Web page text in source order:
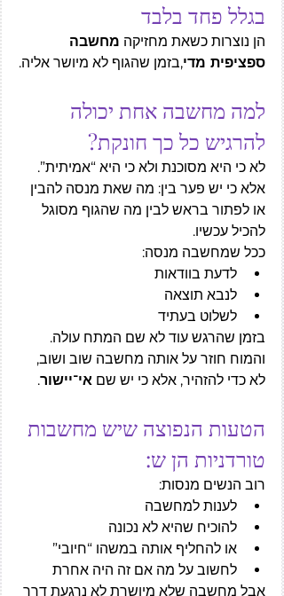
בגלל פחד בלבד
הן נוצרות כשאת מחזיקה מחשבה
ספציפית מדי,בזמן שהגוף לא מיושר אליה.
למה מחשבה אחת יכולה
להרגיש כל כך חונקת?
לא כי היא מסוכנת ולא כי היא “אמיתית”.
אלא כי יש פער בין: מה שאת מנסה להבין
או לפתור בראש לבין מה שהגוף מסוגל
להכיל עכשיו.
ככל שמחשבה מנסה:
לדעת בוודאות
לנבא תוצאה
לשלוט בעתיד
בזמן שהרגש עוד לא שם המתח עולה.
והמוח חוזר על אותה מחשבה שוב ושוב,
לא כדי להזהיר, אלא כי יש שם אי־יישור.
הטעות הנפוצה שיש מחשבות
טורדניות הן ש:
רוב הנשים מנסות:
לענות למחשבה
להוכיח שהיא לא נכונה
או להחליף אותה במשהו “חיובי”
לחשוב על מה אם זה היה אחרת
אבל מחשבה שלא מיושרת לא נרגעת דרך